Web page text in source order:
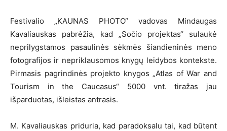
Festivalio „KAUNAS PHOTO“ vadovas Mindaugas
Kavaliauskas pabrėžia, kad „Sočio projektas“ sulaukė
neprilygstamos pasaulinės sėkmės šiandieninės meno
fotografijos ir nepriklausomos knygų leidybos kontekste.
Pirmasis pagrindinės projekto knygos „Atlas of War and
Tourism in the Caucasus“ 5000 vnt. tiražas jau
išparduotas, išleistas antrasis.
M. Kavaliauskas priduria, kad paradoksalu tai, kad būtent